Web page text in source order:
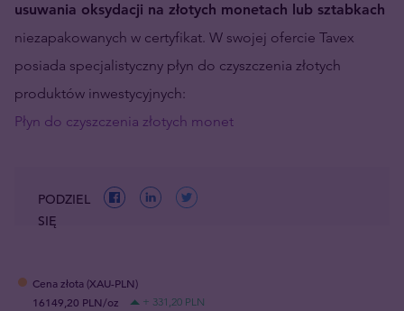
usuwania oksydacji na złotych monetach lub sztabkach
niezapakowanych w certyfikat. W swojej ofercie Tavex
posiada specjalistyczny płyn do czyszczenia złotych
produktów inwestycyjnych:
Płyn do czyszczenia złotych monet
PODZIEL
SIĘ
Cena złota (XAU-PLN)
16149,20 PLN/oz
+ 331,20 PLN